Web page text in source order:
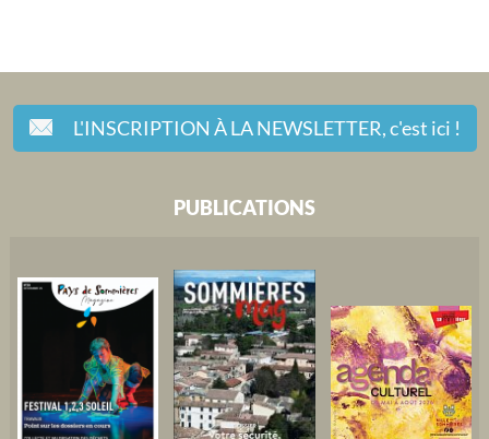
L'INSCRIPTION À LA NEWSLETTER,c'est ici !
PUBLICATIONS